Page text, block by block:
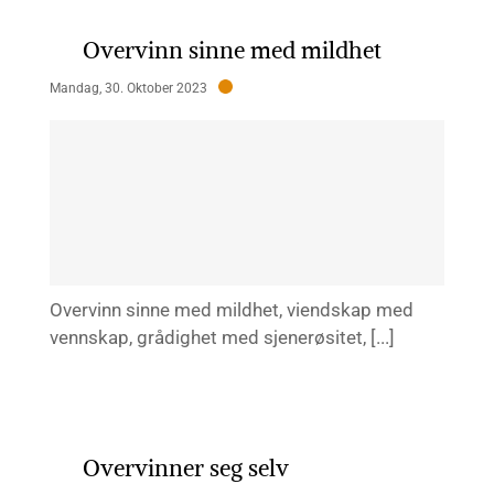
Overvinn sinne med mildhet
Mandag, 30. Oktober 2023
Overvinn sinne med mildhet, viendskap med
vennskap, grådighet med sjenerøsitet, [...]
Overvinner seg selv